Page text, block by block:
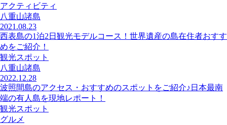
アクティビティ
八重山諸島
2021.08.23
西表島の1泊2日観光モデルコース！世界遺産の島在住者おすす
めをご紹介！
観光スポット
八重山諸島
2022.12.28
波照間島のアクセス・おすすめのスポットをご紹介♪日本最南
端の有人島を現地レポート！
観光スポット
グルメ